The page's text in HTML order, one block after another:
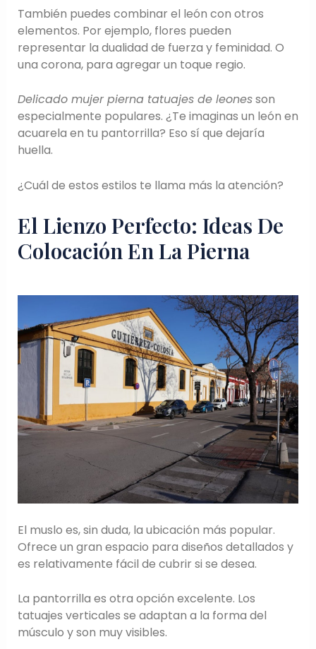
También puedes combinar el león con otros
elementos. Por ejemplo, flores pueden
representar la dualidad de fuerza y feminidad. O
una corona, para agregar un toque regio.
Delicado mujer pierna tatuajes de leonesson
especialmente populares. ¿Te imaginas un león en
acuarela en tu pantorrilla? Eso sí que dejaría
huella.
¿Cuál de estos estilos te llama más la atención?
El Lienzo Perfecto: Ideas De
Colocación En La Pierna
El muslo es, sin duda, la ubicación más popular.
Ofrece un gran espacio para diseños detallados y
es relativamente fácil de cubrir si se desea.
La pantorrilla es otra opción excelente. Los
tatuajes verticales se adaptan a la forma del
músculo y son muy visibles.